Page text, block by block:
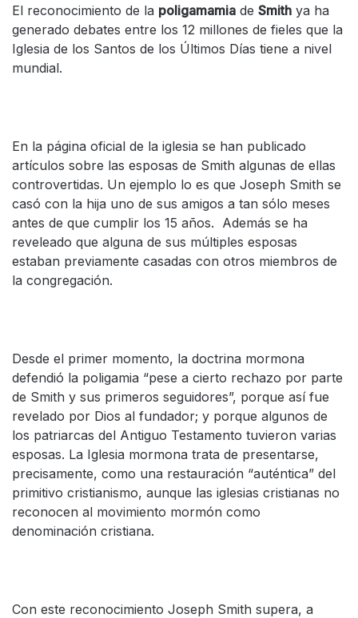
El reconocimiento de la poligamamia de Smith ya ha
generado debates entre los 12 millones de fieles que la
Iglesia de los Santos de los Últimos Días tiene a nivel
mundial.
En la página oficial de la iglesia se han publicado
artículos sobre las esposas de Smith algunas de ellas
controvertidas. Un ejemplo lo es que Joseph Smith se
casó con la hija uno de sus amigos a tan sólo meses
antes de que cumplir los 15 años. Además se ha
reveleado que alguna de sus múltiples esposas
estaban previamente casadas con otros miembros de
la congregación.
Desde el primer momento, la doctrina mormona
defendió la poligamia “pese a cierto rechazo por parte
de Smith y sus primeros seguidores”, porque así fue
revelado por Dios al fundador; y porque algunos de
los patriarcas del Antiguo Testamento tuvieron varias
esposas. La Iglesia mormona trata de presentarse,
precisamente, como una restauración “auténtica” del
primitivo cristianismo, aunque las iglesias cristianas no
reconocen al movimiento mormón como
denominación cristiana.
Con este reconocimiento Joseph Smith supera, a